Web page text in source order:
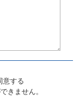
意する
きません。